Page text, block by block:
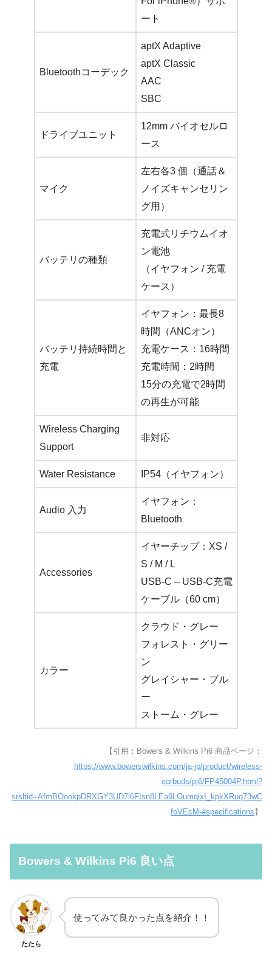
ート
Bluetoothコーデック
aptX Adaptive
aptX Classic
AAC
SBC
ドライブユニット
12mm バイオセルロ
ース
マイク
左右各3 個（通話＆
ノイズキャンセリン
グ用）
バッテリの種類
充電式リチウムイオ
ン電池
（イヤフォン / 充電
ケース）
バッテリ持続時間と
充電
イヤフォン：最長8
時間（ANCオン）
充電ケース：16時間
充電時間：2時間
15分の充電で2時間
の再生が可能
Wireless Charging
Support
非対応
Water Resistance IP54（イヤフォン）
Audio 入力
イヤフォン：
Bluetooth
Accessories
イヤーチップ：XS /
S / M / L
USB-C – USB-C充電
ケーブル（60 cm）
カラー
クラウド・グレー
フォレスト・グリー
ン
グレイシャー・ブル
ー
ストーム・グレー
【引用：Bowers & Wilkins Pi6 商品ページ：
https://www.bowerswilkins.com/ja-jp/product/wireless-
earbuds/pi6/FP45004P.html?
srsltid=AfmBOookpDRXGY3UD7l6FIsn8LEa9LOumgixI_kpkXRuq73wC
foVEcM-#specifications 】
Bowers & Wilkins Pi6 良い点
たたら
使ってみて良かった点を紹介！！